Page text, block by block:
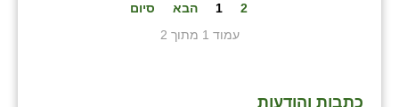
1 2 הבא
סיום
עמוד 1 מתוך 2
כתבות והודעות